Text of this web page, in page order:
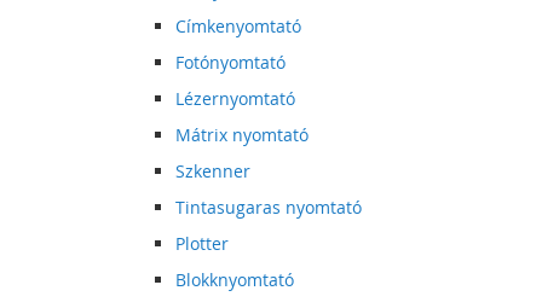
Címkenyomtató
Fotónyomtató
Lézernyomtató
Mátrix nyomtató
Szkenner
Tintasugaras nyomtató
Plotter
Blokknyomtató